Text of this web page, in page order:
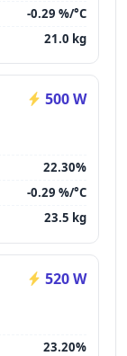
-0.29 %/°C
21.0 kg
500 W
22.30%
-0.29 %/°C
23.5 kg
520 W
23.20%